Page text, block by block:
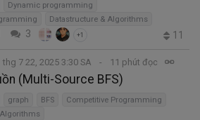
Dynamic programming
Datastructure & Algorithms
3 +1 11
thg 7 22, 2025 3:30 SA 11 phút đọc
(Multi-Source BFS)
graph BFS
Competitive Programming